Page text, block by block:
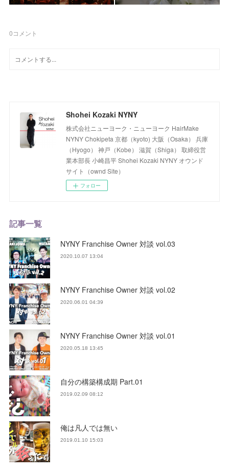
0コメント
Shohei Kozaki NYNY
株式会社ニューヨーク・ニューヨーク HairMake
NYNY Chokipeta 京都（kyoto) 大阪（Osaka） 兵庫
（Hyogo） 神戸（Kobe） 滋賀（Shiga） 取締役営
業本部長 小崎昌平 Shohei Kozaki NYNY オウンド
サイト（ownd Site）
フォロー
記事一覧
NYNY Franchise Owner 対談 vol.03
2020.10.07 13:04
NYNY Franchise Owner 対談 vol.02
2020.06.01 04:39
NYNY Franchise Owner 対談 vol.01
2020.05.18 13:45
自分の構築構成期 Part.01
2019.02.09 08:12
俺は凡人では無い
2019.01.10 15:03